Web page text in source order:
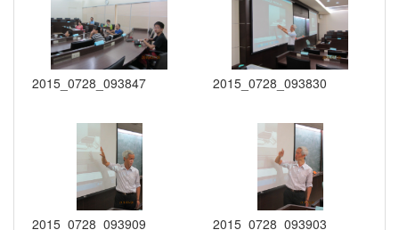
2015_0728_093847 2015_0728_093830
2015_0728_093909 2015_0728_093903